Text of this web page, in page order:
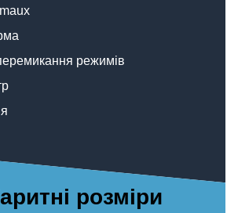
режимів
розміри